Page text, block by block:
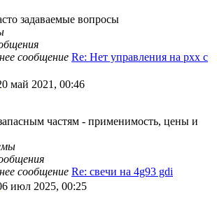
сообщению
задаваемые вопросы
сообщение Re: Нет управления на рхх с
май 2021, 00:46
частям - применимость, цены и
сообщение Re: свечи на 4g93 gdi
июл 2025, 00:25